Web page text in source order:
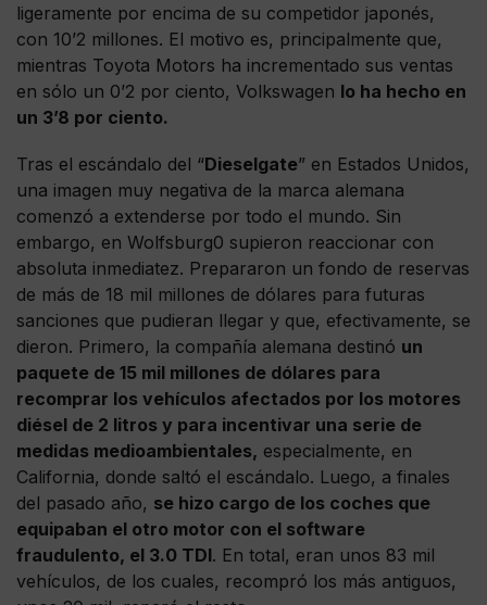
ligeramente por encima de su competidor japonés,
con 10’2 millones. El motivo es, principalmente que,
mientras Toyota Motors ha incrementado sus ventas
en sólo un 0’2 por ciento, Volkswagen lo ha hecho en
un 3’8 por ciento.
Tras el escándalo del “Dieselgate” en Estados Unidos,
una imagen muy negativa de la marca alemana
comenzó a extenderse por todo el mundo. Sin
embargo, en Wolfsburg0 supieron reaccionar con
absoluta inmediatez. Prepararon un fondo de reservas
de más de 18 mil millones de dólares para futuras
sanciones que pudieran llegar y que, efectivamente, se
dieron. Primero, la compañía alemana destinó un
paquete de 15 mil millones de dólares para
recomprar los vehículos afectados por los motores
diésel de 2 litros y para incentivar una serie de
medidas medioambientales, especialmente, en
California, donde saltó el escándalo. Luego, a finales
del pasado año, se hizo cargo de los coches que
equipaban el otro motor con el software
fraudulento, el 3.0 TDI. En total, eran unos 83 mil
vehículos, de los cuales, recompró los más antiguos,